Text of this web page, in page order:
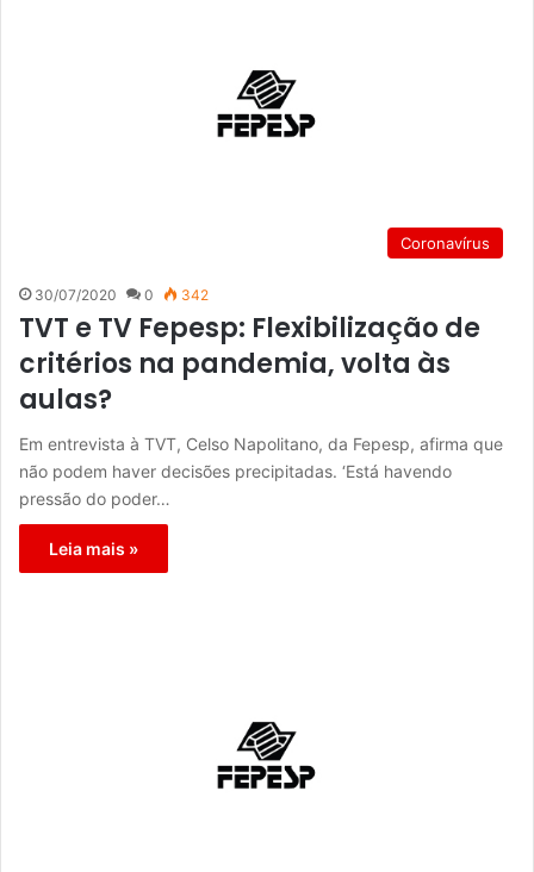
Coronavírus
30/07/2020 0 342
TVT e TV Fepesp: Flexibilização de
critérios na pandemia, volta às
aulas?
Em entrevista à TVT, Celso Napolitano, da Fepesp, afirma que
não podem haver decisões precipitadas. ‘Está havendo
pressão do poder…
Leia mais »